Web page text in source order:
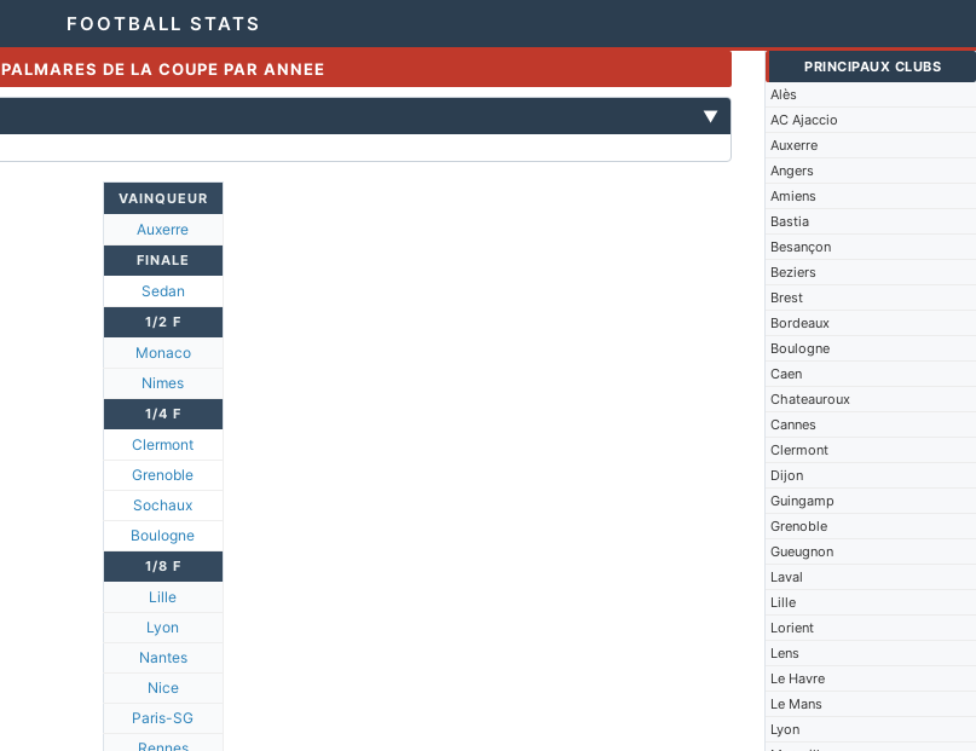
FOOTBALL STATS
PRINCIPAUX CLUBS
Alès
AC Ajaccio
Auxerre
Angers
Amiens
Bastia
Besançon
Beziers
Brest
Bordeaux
Boulogne
Caen
Chateauroux
Cannes
Clermont
Dijon
Guingamp
Grenoble
Gueugnon
Laval
Lille
Lorient
Lens
Le Havre
Le Mans
Lyon
PALMARES DE LA COUPE PAR ANNEE
▼
VAINQUEUR
Auxerre
FINALE
Sedan
1/2 F
Monaco
Nimes
1/4 F
Clermont
Grenoble
Sochaux
Boulogne
1/8 F
Lille
Lyon
Nantes
Nice
Paris-SG